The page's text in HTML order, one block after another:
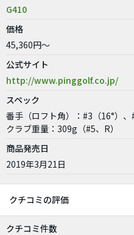
G410
価格
45,360円～
公式サイト
http://www.pinggolf.co.jp/
スペック
番手（ロフト角）：#3（16°）、
クラブ重量：309g（#5、R）
商品発売日
2019年3月21日
クチコミの評価
クチコミ件数